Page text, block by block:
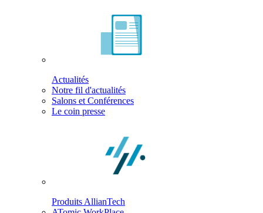
Actualités
Notre fil d'actualités
Salons et Conférences
Le coin presse
Produits AllianTech